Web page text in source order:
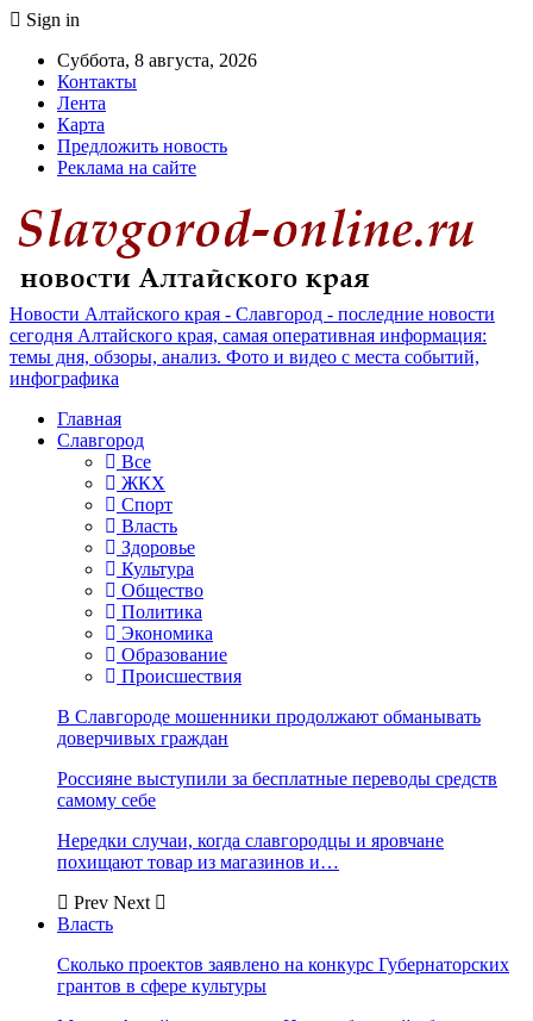
Sign in
Суббота, 8 августа, 2026
Контакты
Лента
Карта
Предложить новость
Реклама на сайте
Новости Алтайского края - Славгород - последние новости
сегодня Алтайского края, самая оперативная информация:
темы дня, обзоры, анализ. Фото и видео с места событий,
инфографика
Главная
Славгород
Все
ЖКХ
Спорт
Власть
Здоровье
Культура
Общество
Политика
Экономика
Образование
Происшествия
В Славгороде мошенники продолжают обманывать
доверчивых граждан
Россияне выступили за бесплатные переводы средств
самому себе
Нередки случаи, когда славгородцы и яровчане
похищают товар из магазинов и…
Prev Next
Власть
Сколько проектов заявлено на конкурс Губернаторских
грантов в сфере культуры